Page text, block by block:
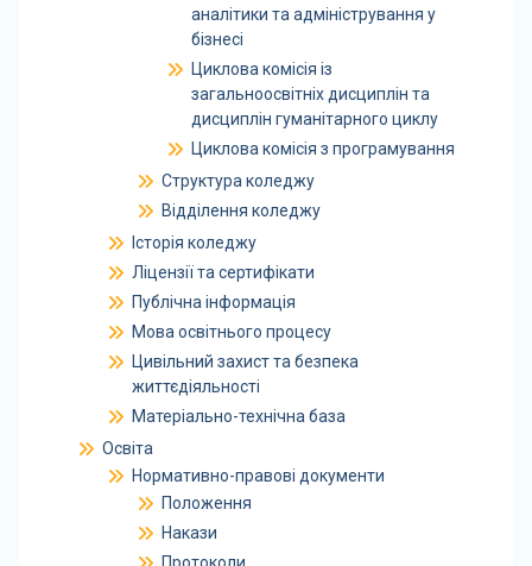
аналітики та адміністрування у
бізнесі
Циклова комісія із
загальноосвітніх дисциплін та
дисциплін гуманітарного циклу
Циклова комісія з програмування
Структура коледжу
Відділення коледжу
Історія коледжу
Ліцензії та сертифікати
Публічна інформація
Мова освітнього процесу
Цивільний захист та безпека
життєдіяльності
Матеріально-технічна база
Освіта
Нормативно-правові документи
Положення
Накази